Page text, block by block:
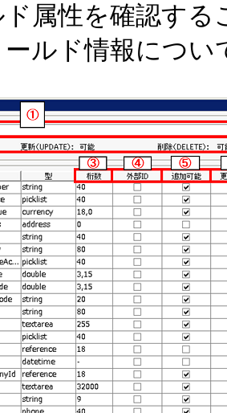
属性を確認する
ールド情報につ